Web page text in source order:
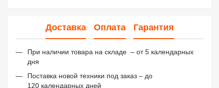
Доставка Оплата Гарантия
При наличии товара на складе – от 5 календарных
дня
Поставка новой техники под заказ – до
120 календарных дней